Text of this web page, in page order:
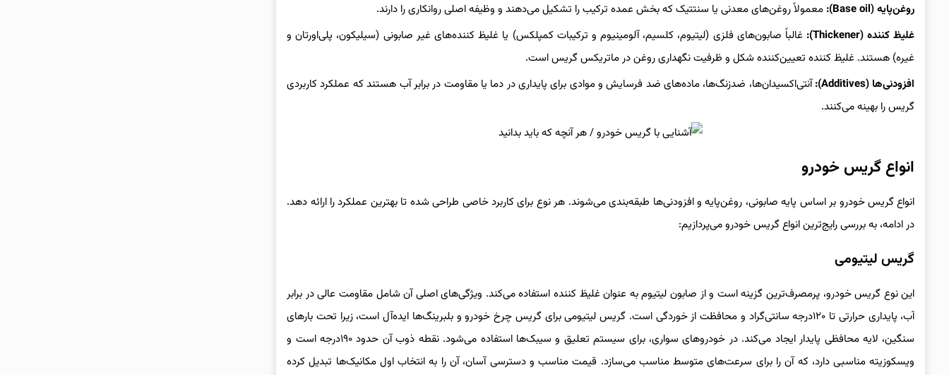
روغن‌پایه (Base oil):
معمولاً روغن‌های معدنی یا سنتتیک که بخش عمده ترکیب را تشکیل می‌دهند و وظیفه اصلی روانکاری را دارند.
غلیظ کننده (Thickener):
غالباً صابون‌های فلزی (لیتیوم، کلسیم، آلومینیوم و ترکیبات کمپلکس) یا غلیظ کننده‌های غیر صابونی (سیلیکون، پلی‌اورتان و
غیره) هستند. غلیظ کننده تعیین‌کننده شکل و ظرفیت نگهداری روغن در ماتریکس گریس است.
افزودنی‌ها (Additives):
آنتی‌اکسیدان‌ها، ضدزنگ‌ها، ماده‌های ضد فرسایش و موادی برای پایداری در دما یا مقاومت در برابر آب هستند که عملکرد کاربردی
گریس را بهینه می‌کنند.
انواع گریس خودرو
انواع گریس خودرو بر اساس پایه صابونی، روغن‌پایه و افزودنی‌ها طبقه‌بندی می‌شوند. هر نوع برای کاربرد خاصی طراحی شده تا بهترین عملکرد را ارائه دهد.
در ادامه، به بررسی رایج‌ترین انواع گریس خودرو می‌پردازیم:
گریس لیتیومی
این نوع گریس خودرو، پرمصرف‌ترین گزینه است و از صابون لیتیوم به عنوان غلیظ کننده استفاده می‌کند. ویژگی‌های اصلی آن شامل مقاومت عالی در برابر
آب، پایداری حرارتی تا ۱۲۰درجه سانتی‌گراد و محافظت از خوردگی است. گریس لیتیومی برای گریس چرخ خودرو و بلبرینگ‌ها ایده‌آل است، زیرا تحت بارهای
سنگین، لایه محافظی پایدار ایجاد می‌کند. در خودروهای سواری، برای سیستم تعلیق و سیبک‌ها استفاده می‌شود. نقطه ذوب آن حدود ۱۹۰درجه است و
ویسکوزیته مناسبی دارد، که آن را برای سرعت‌های متوسط مناسب می‌سازد. قیمت مناسب و دسترسی آسان، آن را به انتخاب اول مکانیک‌ها تبدیل کرده